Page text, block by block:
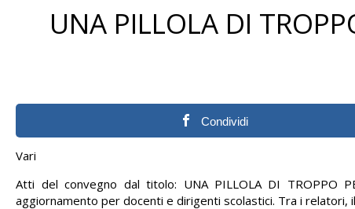
UNA PILLOLA DI
Condividi
Vari
Atti del convegno dal titolo: UNA PILLOLA DI TROPPO
aggiornamento per docenti e dirigenti scolastici. Tra i relatori,